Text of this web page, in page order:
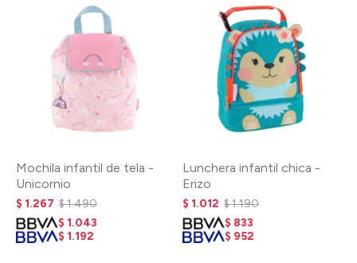
Mochila infantil de tela -
Unicornio
$ 1.267 $1.490
$ 1.043
$ 1.192
Lunchera infantil chica -
Erizo
$ 1.012 $1.190
$ 833
$ 952